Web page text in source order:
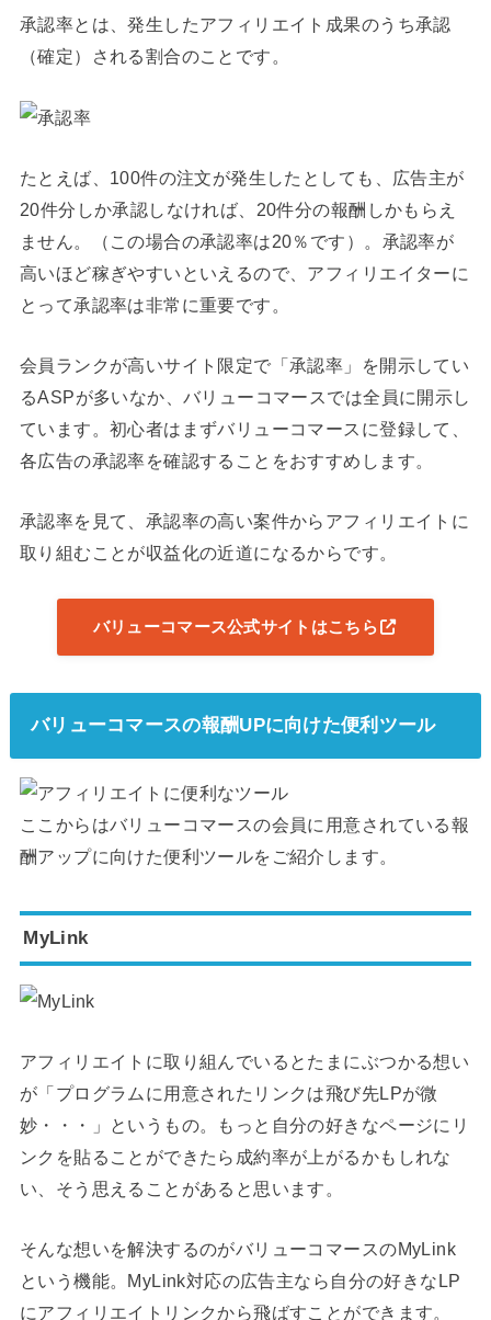
承認率とは、発生したアフィリエイト成果のうち承認
（確定）される割合のことです。
たとえば、100件の注文が発生したとしても、広告主が
20件分しか承認しなければ、20件分の報酬しかもらえ
ません。（この場合の承認率は20％です）。承認率が
高いほど稼ぎやすいといえるので、アフィリエイターに
とって承認率は非常に重要です。
会員ランクが高いサイト限定で「承認率」を開示してい
るASPが多いなか、バリューコマースでは全員に開示し
ています。初心者はまずバリューコマースに登録して、
各広告の承認率を確認することをおすすめします。
承認率を見て、承認率の高い案件からアフィリエイトに
取り組むことが収益化の近道になるからです。
バリューコマース公式サイトはこちら
バリューコマースの報酬UPに向けた便利ツール
ここからはバリューコマースの会員に用意されている報
酬アップに向けた便利ツールをご紹介します。
MyLink
アフィリエイトに取り組んでいるとたまにぶつかる想い
が「プログラムに用意されたリンクは飛び先LPが微
妙・・・」というもの。もっと自分の好きなページにリ
ンクを貼ることができたら成約率が上がるかもしれな
い、そう思えることがあると思います。
そんな想いを解決するのがバリューコマースのMyLink
という機能。MyLink対応の広告主なら自分の好きなLP
にアフィリエイトリンクから飛ばすことができます。